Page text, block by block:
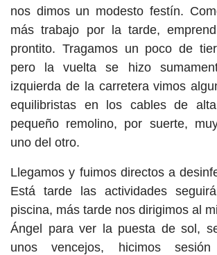
nos dimos un modesto festín.
más trabajo por la tarde,
prontito. Tragamos un poco de
pero la vuelta se hizo
izquierda de la carretera vimos
equilibristas en los cables de
pequeño remolino, por suerte,
uno del otro.
Llegamos y fuimos directos a
Está tarde las actividades
piscina, más tarde nos dirigimos al
Ángel para ver la puesta de sol,
unos vencejos, hicimos